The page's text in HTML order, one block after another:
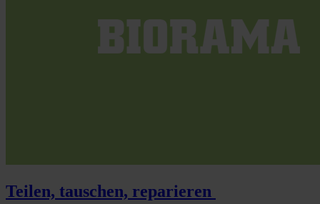
Teilen, tauschen, reparieren